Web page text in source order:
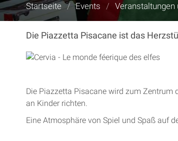
Sie
sind
Startseite / Events / Veranstaltungen
Die Piazzetta Pisacane ist das
Die Piazzetta Pisacane wird zum Zentrum
an Kinder richten.
Eine Atmosphäre von Spiel und Spaß auf